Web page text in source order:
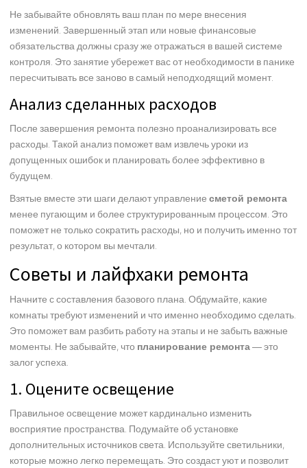
Не забывайте обновлять ваш план по мере внесения
изменений. Завершенный этап или новые финансовые
обязательства должны сразу же отражаться в вашей системе
контроля. Это занятие убережет вас от необходимости в панике
пересчитывать все заново в самый неподходящий момент.
Анализ сделанных расходов
После завершения ремонта полезно проанализировать все
расходы. Такой анализ поможет вам извлечь уроки из
допущенных ошибок и планировать более эффективно в
будущем.
Взятые вместе эти шаги делают управление сметой ремонта
менее пугающим и более структурированным процессом. Это
поможет не только сократить расходы, но и получить именно тот
результат, о котором вы мечтали.
Советы и лайфхаки ремонта
Начните с составления базового плана. Обдумайте, какие
комнаты требуют изменений и что именно необходимо сделать.
Это поможет вам разбить работу на этапы и не забыть важные
моменты. Не забывайте, что планирование ремонта— это
залог успеха.
1. Оцените освещение
Правильное освещение может кардинально изменить
восприятие пространства. Подумайте об установке
дополнительных источников света. Используйте светильники,
которые можно легко перемещать. Это создаст уют и позволит